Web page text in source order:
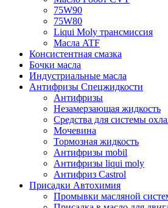
75W90
75W80
Liqui Moly трансмиссия
Масла ATF
Консистентная смазка
Бочки масла
Индустриальные масла
Антифризы Спецжидкости
Антифризы
Незамерзающая жидкость
Средства для системы
Мочевина
Тормозная жидкость
Антифризы mobil
Антифризы liqui moly
Антифриз Castrol
Присадки Автохимия
Промывки масляной